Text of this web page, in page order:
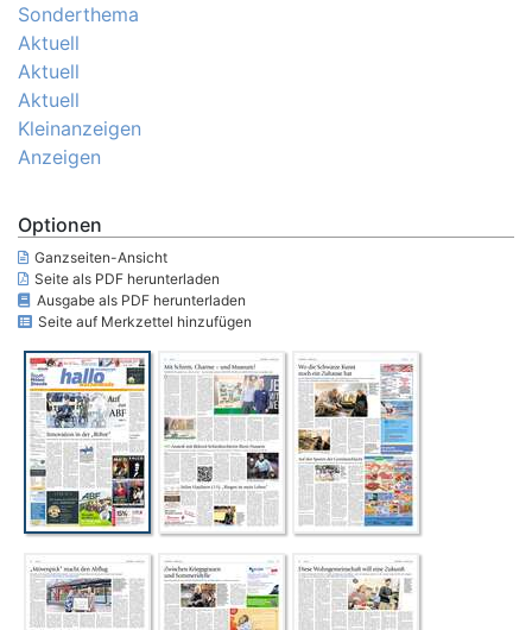
Sonderthema
Aktuell
Aktuell
Aktuell
Kleinanzeigen
Anzeigen
Optionen
Ganzseiten-Ansicht
Seite als PDF herunterladen
Ausgabe als PDF herunterladen
Seite auf Merkzettel hinzufügen